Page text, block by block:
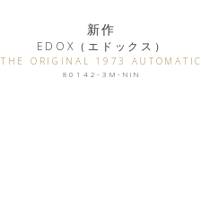
新作
EDOX（エドックス）
THE ORIGINAL 1973 AUTOMATIC
80142-3M-NIN